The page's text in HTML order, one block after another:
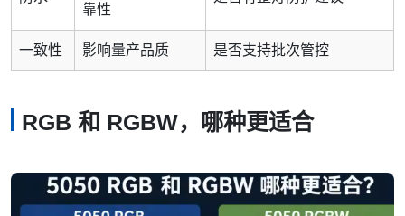
靠性
一致性 影响量产品质 是否支持批次管控
RGB 和 RGBW，哪种更适合